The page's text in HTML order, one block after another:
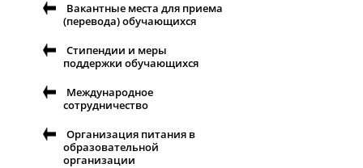
Вакантные места для приема
(перевода) обучающихся
Стипендии и меры
поддержки обучающихся
Международное
сотрудничество
Организация питания в
образовательной
организации